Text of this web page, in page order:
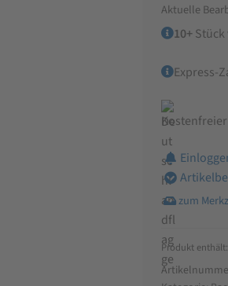
Aktuelle
10+Stück
Express-
Produkt